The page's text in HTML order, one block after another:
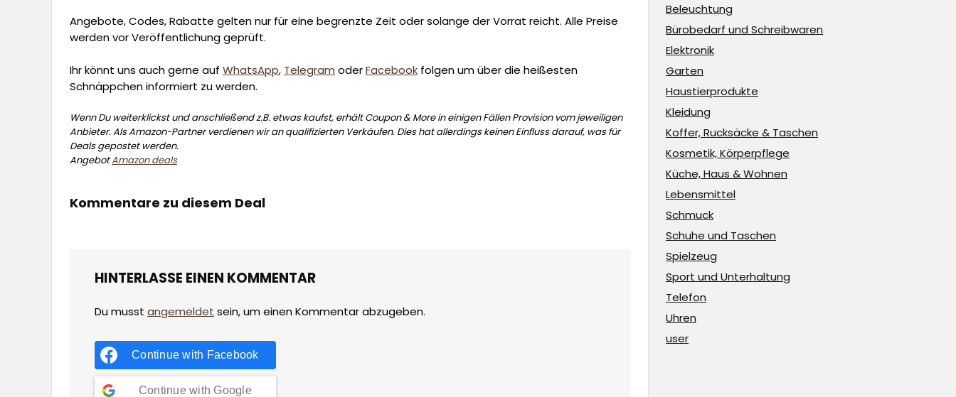
Angebote, Codes, Rabatte gelten nur für eine begrenzte Zeit oder solange der Vorrat reicht. Alle Preise
werden vor Veröffentlichung geprüft.
Ihr könnt uns auch gerne auf WhatsApp, Telegram oderFacebook folgen um über die heißesten
Schnäppchen informiert zu werden.
Wenn Du weiterklickst und anschließend z.B. etwas kaufst, erhält Coupon & More in einigen Fällen Provision vom jeweiligen
Anbieter. Als Amazon-Partner verdienen wir an qualifizierten Verkäufen. Dies hat allerdings keinen Einfluss darauf, was für
Deals gepostet werden.
AngebotAmazon deals
Kommentare zu diesem Deal
HINTERLASSE EINEN KOMMENTAR
Du musst angemeldet sein, um einen Kommentar abzugeben.
Continue with Facebook
Continue with Google
Beleuchtung
Bürobedarf und Schreibwaren
Elektronik
Garten
Haustierprodukte
Kleidung
Koffer, Rucksäcke & Taschen
Kosmetik, Körperpflege
Küche, Haus & Wohnen
Lebensmittel
Schmuck
Schuhe und Taschen
Spielzeug
Sport und Unterhaltung
Telefon
Uhren
user